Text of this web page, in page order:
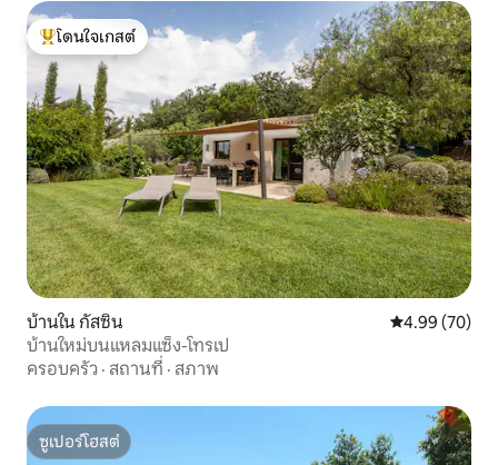
โดนใจเกสต์ที่สุด
โดนใจเกสต์
บ้านใน กัสซิน คะแนนเฉลี่ย
4.99 (70)
บ้านใหม่บนแหลมแซ็ง-โทรเป
ครอบครัว · สถานที่ · สภาพ
ซูเปอร์โฮสต์
ซูเปอร์โฮสต์